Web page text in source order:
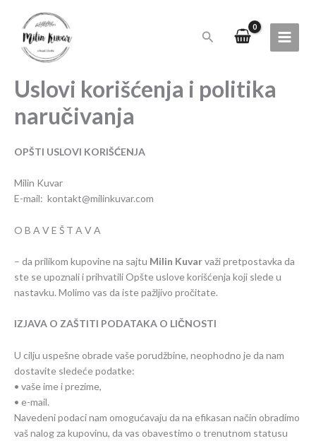
sadržaj
Pretraga
Uslovi korišćenja i politika
naručivanja
OPŠTI USLOVI KORIŠĆENJA
Milin Kuvar
E-mail: kontakt@milinkuvar.com
O B A V E Š T A V A
– da prilikom kupovine na sajtu Milin Kuvarvaži pretpostavka da
ste se upoznali i prihvatili Opšte uslove korišćenja koji slede u
nastavku. Molimo vas da iste pažljivo pročitate.
IZJAVA O ZAŠTITI PODATAKA O LIČNOSTI
U cilju uspešne obrade vaše porudžbine, neophodno je da nam
dostavite sledeće podatke:
• vaše ime i prezime,
• e-mail.
Navedeni podaci nam omogućavaju da na efikasan način obradimo
vaš nalog za kupovinu, da vas obavestimo o trenutnom statusu